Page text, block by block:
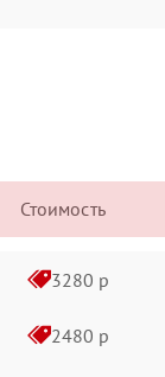
Стоимость
3280 р
2480 р